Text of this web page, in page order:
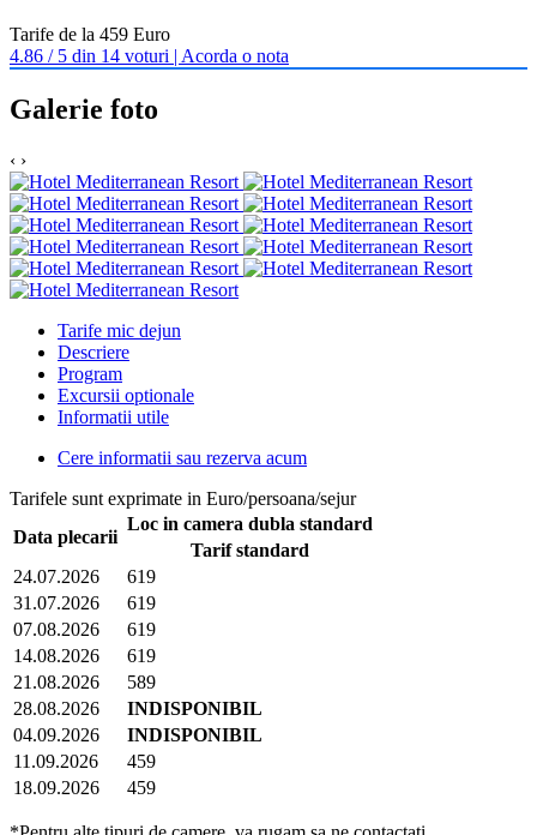
Tarife de la 459 Euro
4.86 / 5 din 14 voturi | Acorda o nota
Galerie foto
‹ ›
Tarife mic dejun
Descriere
Program
Excursii optionale
Informatii utile
Cere informatii sau rezerva acum
Tarifele sunt exprimate in Euro/persoana/sejur
Data plecarii
Loc in camera dubla standard
Tarif standard
24.07.2026
619
31.07.2026
619
07.08.2026
619
14.08.2026
619
21.08.2026
589
28.08.2026
INDISPONIBIL
04.09.2026
INDISPONIBIL
11.09.2026
459
18.09.2026
459